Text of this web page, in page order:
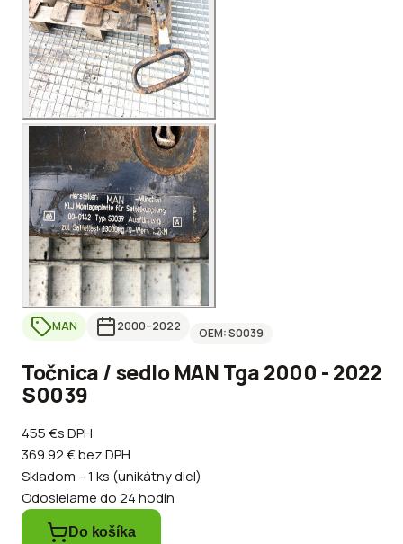
MAN 2000–2022 OEM:S0039
Točnica / sedlo MAN Tga 2000 - 2022
S0039
455 €s DPH
369.92 €bez DPH
Skladom – 1 ks (unikátny diel)
Odosielame do 24 hodín
Do košíka